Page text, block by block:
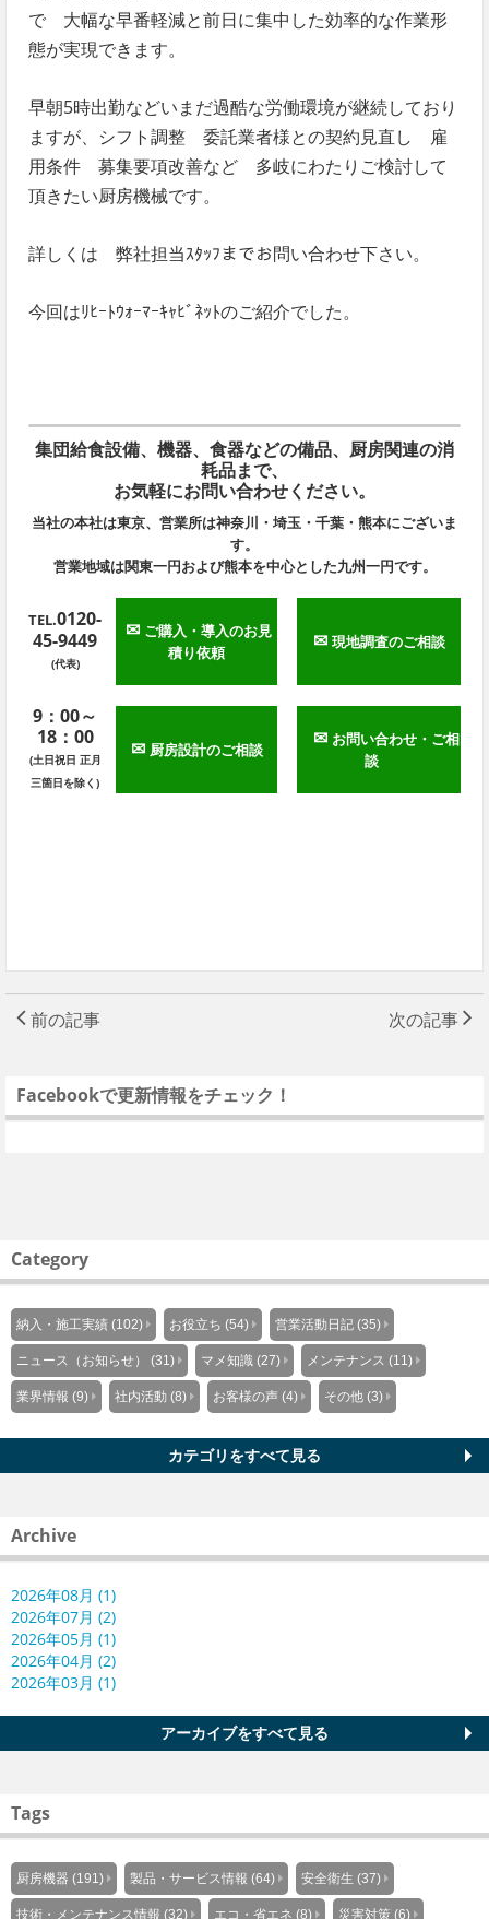
で 大幅な早番軽減と前日に集中した効率的な作業形
態が実現できます。
早朝5時出勤などいまだ過酷な労働環境が継続しており
ますが、シフト調整 委託業者様との契約見直し 雇
用条件 募集要項改善など 多岐にわたりご検討して
頂きたい厨房機械です。
詳しくは 弊社担当ｽﾀｯﾌまでお問い合わせ下さい。
今回はﾘﾋｰﾄｳｫｰﾏｰｷｬﾋﾞﾈｯﾄのご紹介でした。
集団給食設備、機器、食器などの備品、厨房関連の消
耗品まで、
お気軽にお問い合わせください。
当社の本社は東京、営業所は神奈川・埼玉・千葉・熊本にございま
す。
営業地域は関東一円および熊本を中心とした九州一円です。
TEL.0120-
45-9449
(代表)
✉ ご購入・導入のお見
積り依頼
✉ 現地調査のご相談
9：00～
18：00
(土日祝日 正月
三箇日を除く)
✉ 厨房設計のご相談 ✉ お問い合わせ・ご相
談
前の記事 次の記事
Facebookで更新情報をチェック！
Category
納入・施工実績 (102) お役立ち (54) 営業活動日記 (35)
ニュース（お知らせ） (31) マメ知識 (27) メンテナンス (11)
業界情報 (9) 社内活動 (8) お客様の声 (4) その他 (3)
カテゴリをすべて見る
Archive
2026年08月 (1)
2026年07月 (2)
2026年05月 (1)
2026年04月 (2)
2026年03月 (1)
アーカイブをすべて見る
Tags
厨房機器 (191) 製品・サービス情報 (64) 安全衛生 (37)
技術・メンテナンス情報 (32) エコ・省エネ (8) 災害対策 (6)